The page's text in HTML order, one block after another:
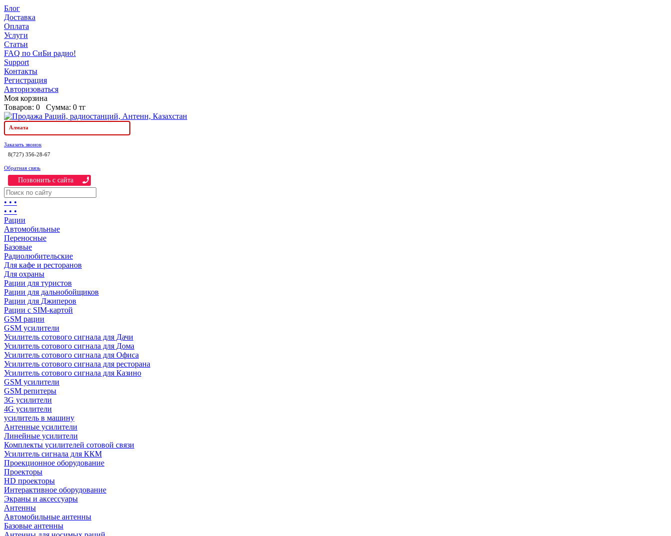
Блог
Доставка
Оплата
Услуги
Статьи
FAQ по СиБи радио!
Support
Контакты
Регистрация
Авторизоваться
Моя корзина
Товаров: 0 Сумма: 0 тг
Алмата
Заказать звонок
8(727) 356-28-67
Обратная связь
Позвонить c сайта
• • •
• • •
Рации
Автомобильные
Переносные
Базовые
Радиолюбительские
Для кафе и ресторанов
Для охраны
Рации для туристов
Рации для дальнобойщиков
Рации для Джиперов
Рации с SIM-картой
GSM рации
GSM усилители
Усилитель сотового сигнала для Дачи
Усилитель сотового сигнала для Дома
Усилитель сотового сигнала для Офиса
Усилитель сотового сигнала для ресторана
Усилитель сотового сигнала для Казино
GSM усилители
GSM репитеры
3G усилители
4G усилители
усилитель в машину
Антенные усилители
Линейные усилители
Комплекты усилителей сотовой связи
Усилитель сигнала для ККМ
Проекционное оборудование
Проекторы
HD проекторы
Интерактивное оборудование
Экраны и аксессуары
Антенны
Автомобильные антенны
Базовые антенны